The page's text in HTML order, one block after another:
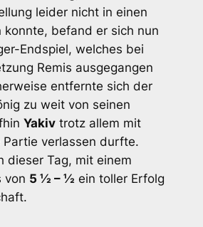
leider nicht in einen
konnte, befand er sich nun
Endspiel, welches bei
Remis ausgegangen
entfernte sich der
zu weit von seinen
Yakivtrotz allem mit
Partie verlassen durfte.
dieser Tag, mit einem
von 5 ½ – ½ ein toller Erfolg